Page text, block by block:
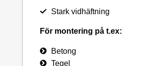
Stark vidhäftning
För montering på t.ex:
Betong
Tegel